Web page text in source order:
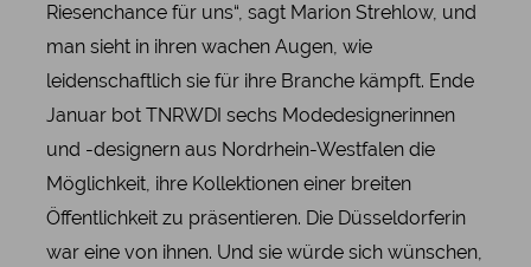
Riesenchance für uns“, sagt Marion Strehlow, und
man sieht in ihren wachen Augen, wie
leidenschaftlich sie für ihre Branche kämpft. Ende
Januar bot TNRWDI sechs Modedesignerinnen
und -designern aus Nordrhein-Westfalen die
Möglichkeit, ihre Kollektionen einer breiten
Öffentlichkeit zu präsentieren. Die Düsseldorferin
war eine von ihnen. Und sie würde sich wünschen,